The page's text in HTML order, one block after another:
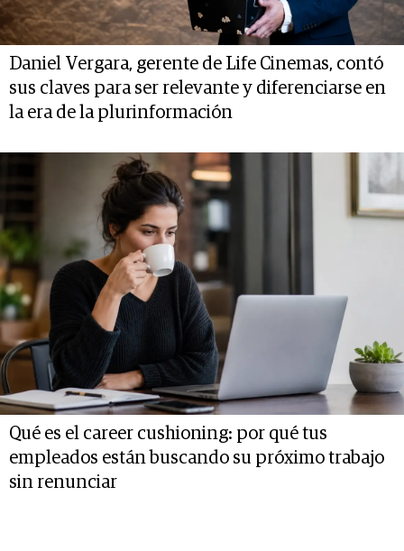
Daniel Vergara, gerente de Life Cinemas, contó
sus claves para ser relevante y diferenciarse en
la era de la plurinformación
Qué es el career cushioning: por qué tus
empleados están buscando su próximo trabajo
sin renunciar